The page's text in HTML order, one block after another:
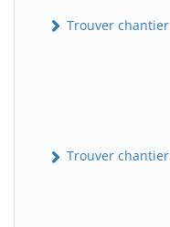
Trouver
Trouver